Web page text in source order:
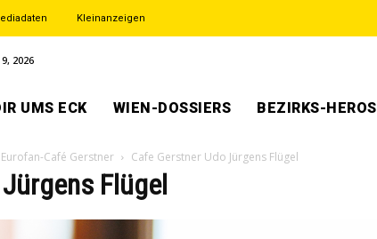
Kleinanzeigen
2026
UMS ECK WIEN-DOSSIERS BEZIRKS-HEROS
Café Gerstner Cafe Gerstner Udo Jürgens Flügel
Flügel